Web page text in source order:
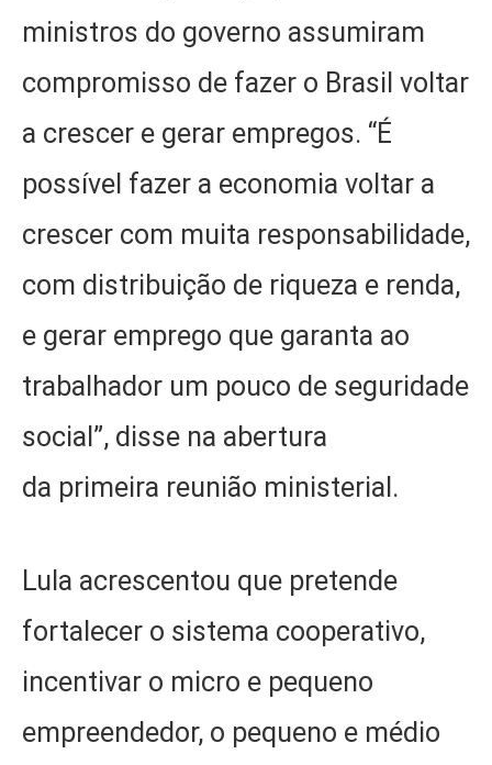
ministros do governo assumiram
compromisso de fazer o Brasil voltar
a crescer e gerar empregos. “É
possível fazer a economia voltar a
crescer com muita responsabilidade,
com distribuição de riqueza e renda,
e gerar emprego que garanta ao
trabalhador um pouco de seguridade
social”, disse na abertura
da primeira reunião ministerial.
Lula acrescentou que pretende
fortalecer o sistema cooperativo,
incentivar o micro e pequeno
empreendedor, o pequeno e médio